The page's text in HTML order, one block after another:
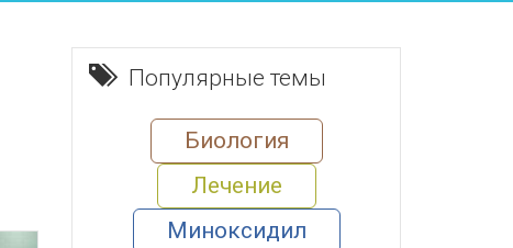
Популярные темы
Биология
Лечение
Миноксидил